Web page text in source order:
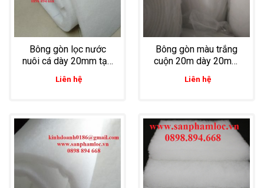
Bông gòn lọc nước
nuôi cá dày 20mm tạo
độ thoáng và oxy trong
ao nuôi
Liên hệ
Bông gòn màu trắng
cuộn 20m dày 20mm
lọc nước tuần hoàn
nuôi tôm thẻ
Liên hệ